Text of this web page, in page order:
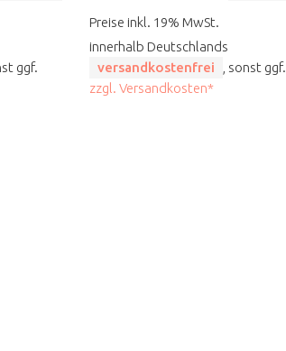
ggf.
Preise inkl. 19% MwSt.
innerhalb Deutschlands
versandkostenfrei
, sonst ggf.
zzgl. Versandkosten*